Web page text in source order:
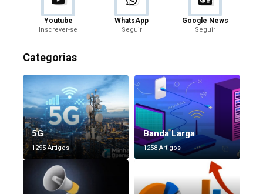
Youtube
Inscrever-se
WhatsApp
Seguir
Google News
Seguir
Categorias
5G
1295 Artigos
Banda Larga
1258 Artigos